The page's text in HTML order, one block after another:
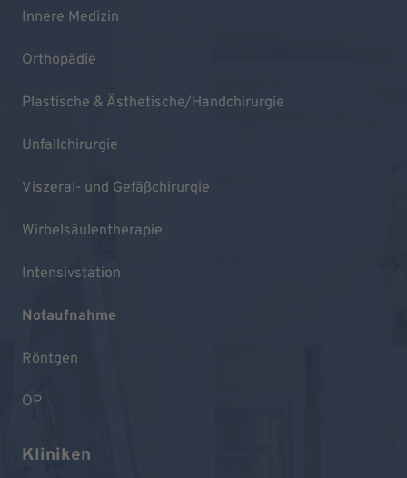
Innere Medizin
Orthopädie
Plastische & Ästhetische/Handchirurgie
Unfallchirurgie
Viszeral- und Gefäßchirurgie
Wirbelsäulentherapie
Intensivstation
Notaufnahme
Röntgen
OP
Kliniken